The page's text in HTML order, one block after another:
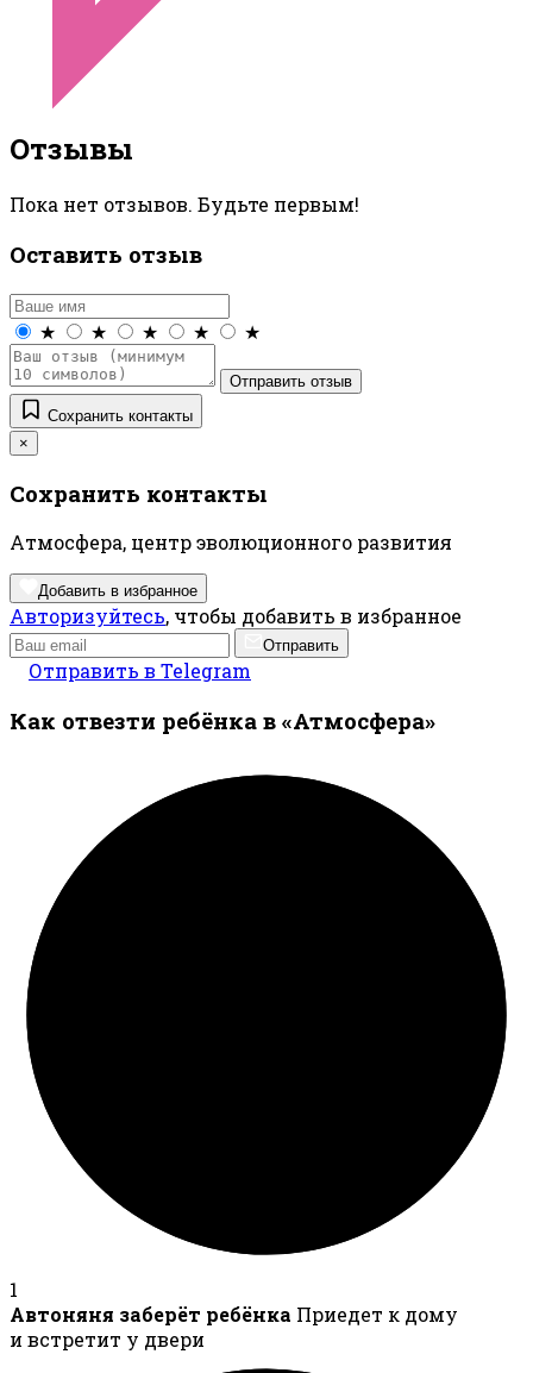
Отзывы
Пока нет отзывов. Будьте первым!
Оставить отзыв
★ ★ ★ ★ ★
Отправить отзыв
Сохранить контакты
×
Сохранить контакты
Атмосфера, центр эволюционного развития
Добавить в избранное
Авторизуйтесь, чтобы добавить в избранное
Отправить
Отправить в Telegram
Как отвезти ребёнка в «Атмосфера»
1
Автоняня заберёт ребёнка Приедет к дому
и встретит у двери